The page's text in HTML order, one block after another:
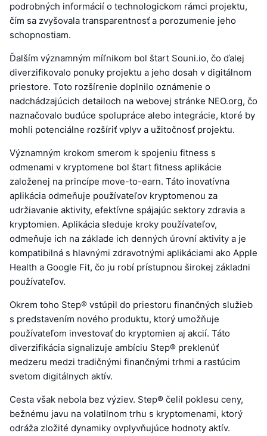
podrobných informácií o technologickom rámci projektu,
čím sa zvyšovala transparentnosť a porozumenie jeho
schopnostiam.
Ďalším významným míľnikom bol štart Souni.io, čo ďalej
diverzifikovalo ponuky projektu a jeho dosah v digitálnom
priestore. Toto rozšírenie doplnilo oznámenie o
nadchádzajúcich detailoch na webovej stránke NEO.org, čo
naznačovalo budúce spolupráce alebo integrácie, ktoré by
mohli potenciálne rozšíriť vplyv a užitočnosť projektu.
Významným krokom smerom k spojeniu fitness s
odmenami v kryptomene bol štart fitness aplikácie
založenej na princípe move-to-earn. Táto inovatívna
aplikácia odmeňuje používateľov kryptomenou za
udržiavanie aktivity, efektívne spájajúc sektory zdravia a
kryptomien. Aplikácia sleduje kroky používateľov,
odmeňuje ich na základe ich denných úrovní aktivity a je
kompatibilná s hlavnými zdravotnými aplikáciami ako Apple
Health a Google Fit, čo ju robí prístupnou širokej základni
používateľov.
Okrem toho Step® vstúpil do priestoru finančných služieb
s predstavením nového produktu, ktorý umožňuje
používateľom investovať do kryptomien aj akcií. Táto
diverzifikácia signalizuje ambíciu Step® preklenúť
medzeru medzi tradičnými finančnými trhmi a rastúcim
svetom digitálnych aktív.
Cesta však nebola bez výziev. Step® čelil poklesu ceny,
bežnému javu na volatilnom trhu s kryptomenami, ktorý
odráža zložité dynamiky ovplyvňujúce hodnoty aktív.